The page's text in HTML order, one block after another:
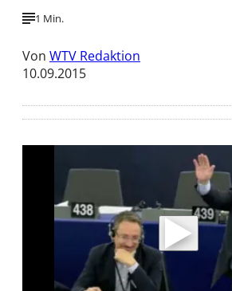
1 Min.
Von WTV Redaktion
10.09.2015
Mit der Wiedergabe dieses
Daten an Youtube
Hinweise dazu erhalten Sie in der
Akzeptieren